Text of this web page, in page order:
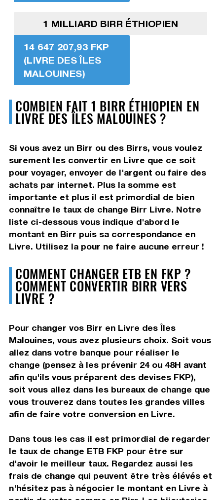
1 MILLIARD BIRR ÉTHIOPIEN
14 647 207,93 FKP
(LIVRE DES ÎLES
MALOUINES)
COMBIEN FAIT 1 BIRR ÉTHIOPIEN EN
LIVRE DES ÎLES MALOUINES ?
Si vous avez un Birr ou des Birrs, vous voulez
surement les convertir en Livre que ce soit
pour voyager, envoyer de l'argent ou faire des
achats par internet. Plus la somme est
importante et plus il est primordial de bien
connaître le taux de change Birr Livre. Notre
liste ci-dessous vous indique d'abord le
montant en Birr puis sa correspondance en
Livre. Utilisez la pour ne faire aucune erreur !
COMMENT CHANGER ETB EN FKP ?
COMMENT CONVERTIR BIRR VERS
LIVRE ?
Pour changer vos Birr en Livre des Îles
Malouines, vous avez plusieurs choix. Soit vous
allez dans votre banque pour réaliser le
change (pensez à les prévenir 24 ou 48H avant
afin qu'ils vous préparent des devises FKP),
soit vous allez dans les bureaux de change que
vous trouverez dans toutes les grandes villes
afin de faire votre conversion en Livre.
Dans tous les cas il est primordial de regarder
le taux de change ETB FKP pour être sur
d'avoir le meilleur taux. Regardez aussi les
frais de change qui peuvent être très élévés et
n'hésitez pas à négocier le montant en Livre à